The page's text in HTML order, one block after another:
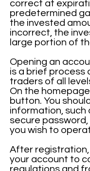
correct at
predetermined
the invested
incorrect, the
large portion of
Opening an
is a brief process
traders of all
On the
button. You
information, such
secure
you wish to
After registration,
your account to
regulations and